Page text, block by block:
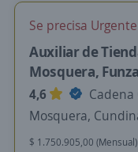
Se precisa Urgente
Auxiliar de
Mosquera,
4,6
Cadena
Mosquera,
$ 1.750.905,00 (Mensual)